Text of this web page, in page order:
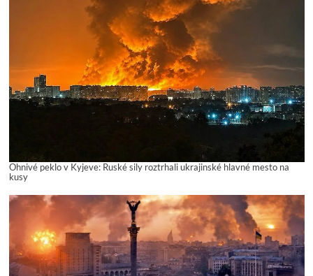
Ohnivé peklo v Kyjeve: Ruské sily roztrhali ukrajinské hlavné mesto na
kusy